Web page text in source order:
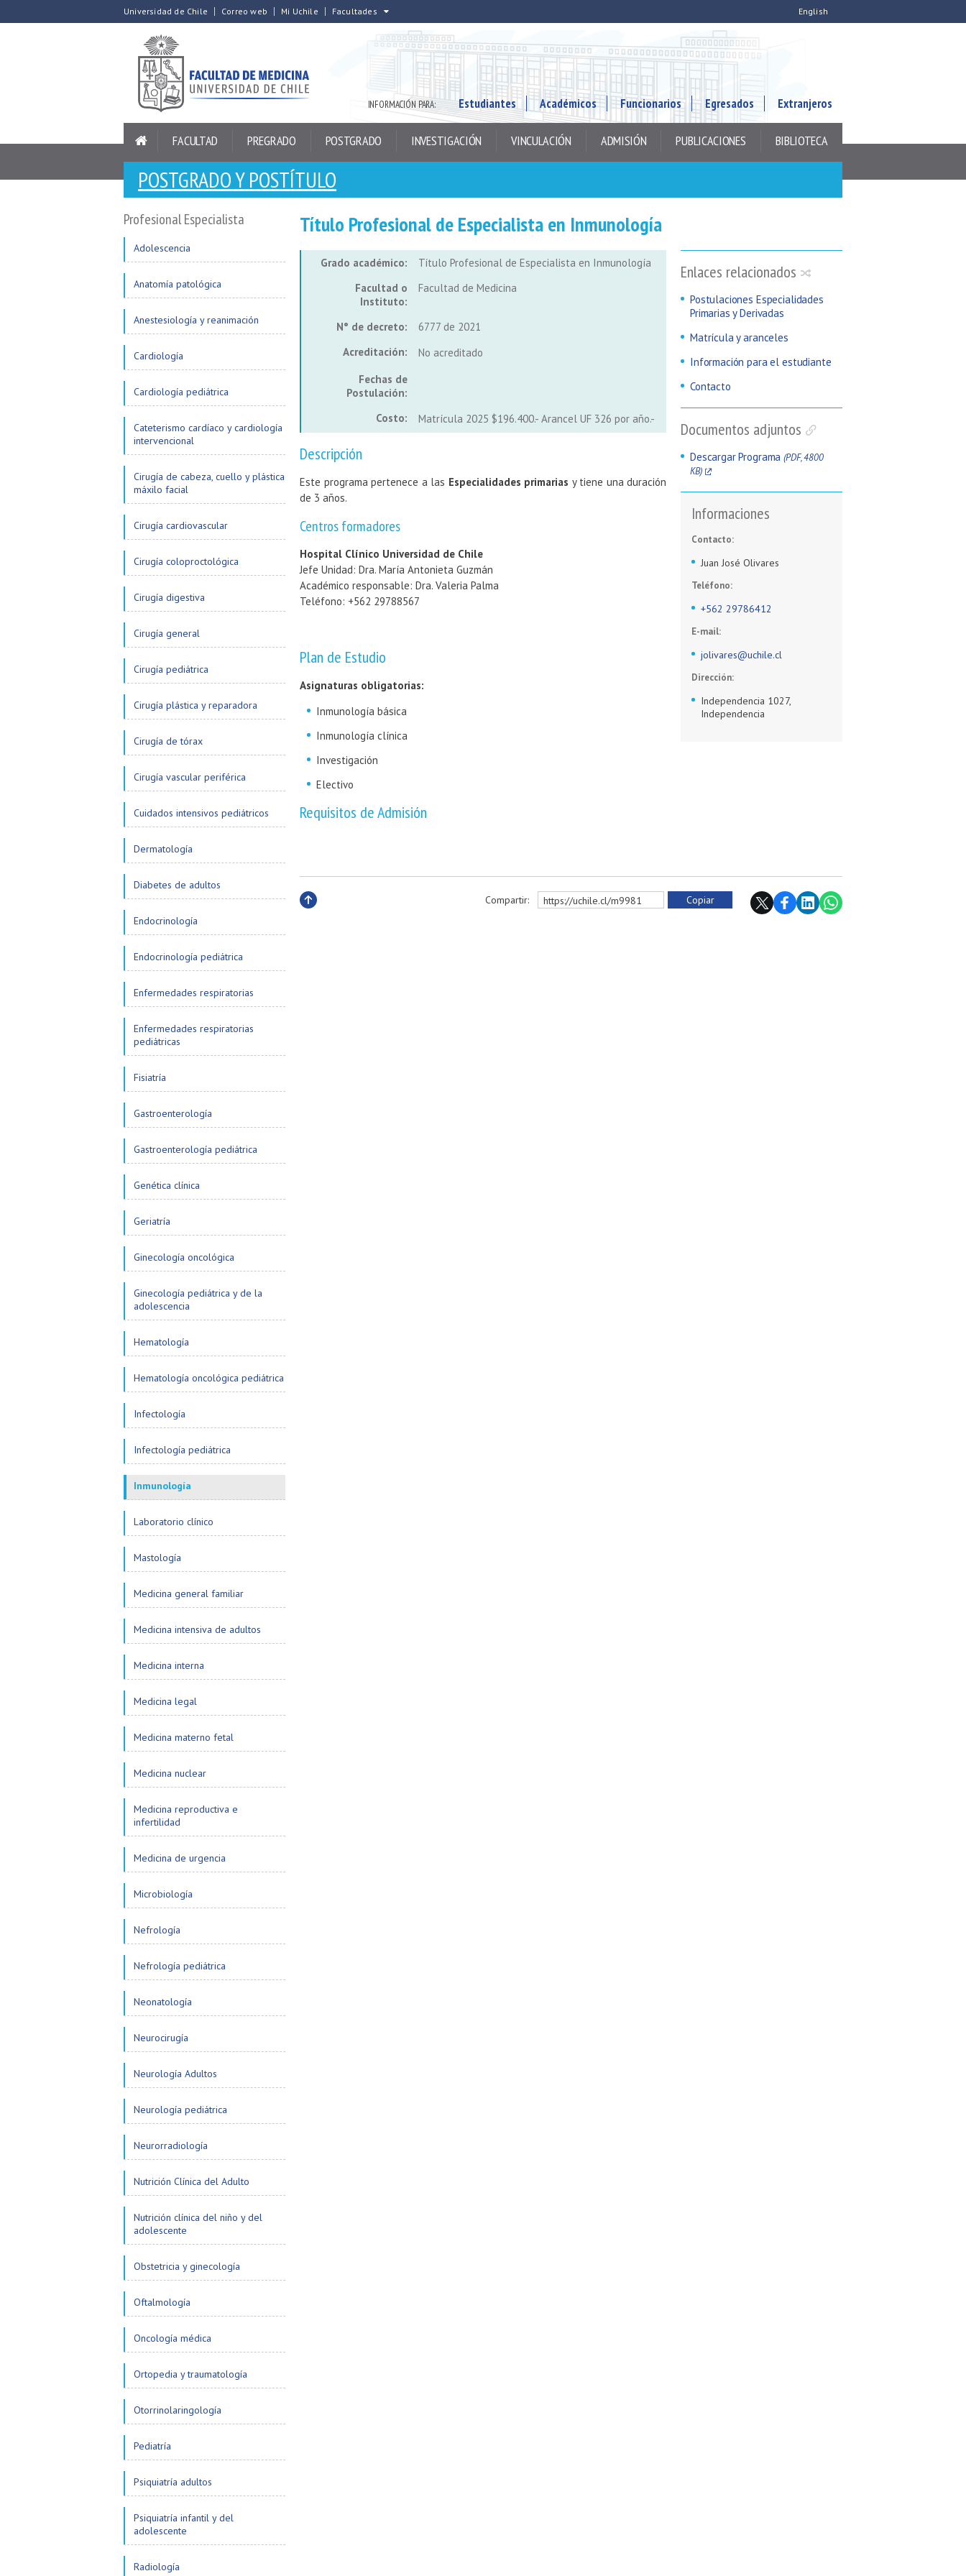
Universidad de Chile Correo web Mi Uchile Facultades English
INFORMACIÓN PARA: Estudiantes Académicos Funcionarios Egresados Extranjeros
FACULTAD PREGRADO POSTGRADO INVESTIGACIÓN VINCULACIÓN ADMISIÓN PUBLICACIONES BIBLIOTECA
POSTGRADO Y POSTÍTULO
Profesional Especialista
Adolescencia
Anatomía patológica
Anestesiología y reanimación
Cardiología
Cardiología pediátrica
Cateterismo cardíaco y cardiología
intervencional
Cirugía de cabeza, cuello y plástica
máxilo facial
Cirugía cardiovascular
Cirugía coloproctológica
Cirugía digestiva
Cirugía general
Cirugía pediátrica
Cirugía plástica y reparadora
Cirugía de tórax
Cirugía vascular periférica
Cuidados intensivos pediátricos
Dermatología
Diabetes de adultos
Endocrinología
Endocrinología pediátrica
Enfermedades respiratorias
Enfermedades respiratorias
pediátricas
Fisiatría
Gastroenterología
Gastroenterología pediátrica
Genética clínica
Geriatría
Ginecología oncológica
Ginecología pediátrica y de la
adolescencia
Hematología
Hematología oncológica pediátrica
Infectología
Infectología pediátrica
Inmunología
Laboratorio clínico
Mastología
Medicina general familiar
Medicina intensiva de adultos
Medicina interna
Medicina legal
Medicina materno fetal
Medicina nuclear
Medicina reproductiva e
infertilidad
Medicina de urgencia
Microbiología
Nefrología
Nefrología pediátrica
Neonatología
Neurocirugía
Neurología Adultos
Neurología pediátrica
Neurorradiología
Nutrición Clínica del Adulto
Nutrición clínica del niño y del
adolescente
Obstetricia y ginecología
Oftalmología
Oncología médica
Ortopedia y traumatología
Otorrinolaringología
Pediatría
Psiquiatría adultos
Psiquiatría infantil y del
adolescente
Radiología
Título Profesional de Especialista en Inmunología
Enlaces relacionados
Postulaciones Especialidades
Primarias y Derivadas
Matrícula y aranceles
Información para el estudiante
Contacto
Documentos adjuntos
Descargar Programa(PDF, 4800
KB)
Informaciones
Contacto:
Juan José Olivares
Teléfono:
+562 29786412
E-mail:
jolivares@uchile.cl
Dirección:
Independencia 1027,
Independencia
Grado académico:
Título Profesional de Especialista en Inmunología
Facultad o
Instituto:
Facultad de Medicina
N° de decreto:
6777 de 2021
Acreditación:
No acreditado
Fechas de
Postulación:
Costo:
Matrícula 2025 $196.400.- Arancel UF 326 por año.-
Descripción
Este programa pertenece a las Especialidades primarias y tiene una duración
de 3 años.
Centros formadores
Hospital Clínico Universidad de Chile
Jefe Unidad: Dra. María Antonieta Guzmán
Académico responsable: Dra. Valeria Palma
Teléfono: +562 29788567
Plan de Estudio
Asignaturas obligatorias:
Inmunología básica
Inmunología clínica
Investigación
Electivo
Requisitos de Admisión
Compartir: https://uchile.cl/m9981 Copiar